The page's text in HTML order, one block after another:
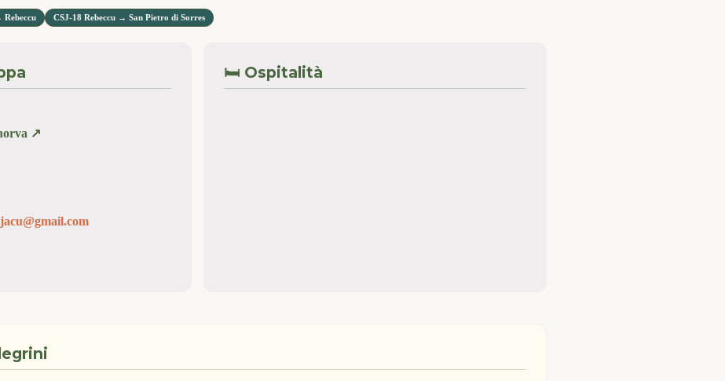
CSJ-18 Rebeccu → San Pietro di Sorres
↗️
🛏️ Ospitalità